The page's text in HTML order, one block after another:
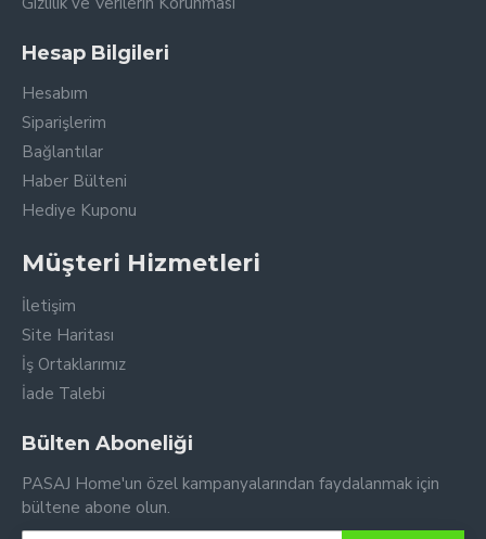
Hesap Bilgileri
Hesabım
Siparişlerim
Bağlantılar
Haber Bülteni
Hediye Kuponu
Müşteri Hizmetleri
İletişim
Site Haritası
İş Ortaklarımız
İade Talebi
Bülten Aboneliği
PASAJ Home'un özel kampanyalarından faydalanmak için
bültene abone olun.